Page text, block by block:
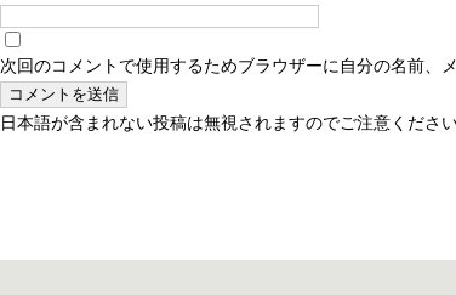
次回のコメントで使用するためブラウザーに自分の名前、
日本語が含まれない投稿は無視されますのでご注意くださ